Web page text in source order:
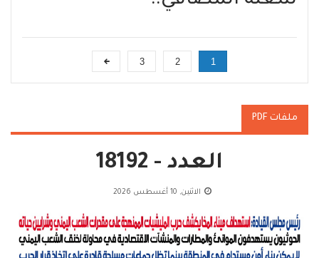
1
2
3
ملفات PDF
العدد - 18192
الاثنين, 10 أغسطس 2026